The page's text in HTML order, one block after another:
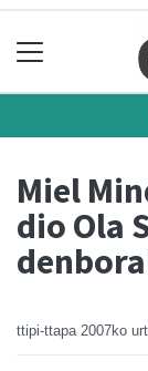
Miel
dio Ola
ttipi-ttapa 2007ko